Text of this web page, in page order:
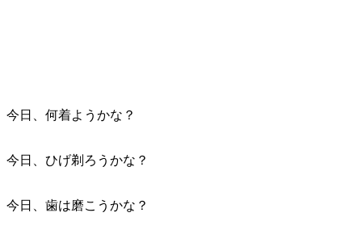
今日、何着ようかな？
今日、ひげ剃ろうかな？
今日、歯は磨こうかな？